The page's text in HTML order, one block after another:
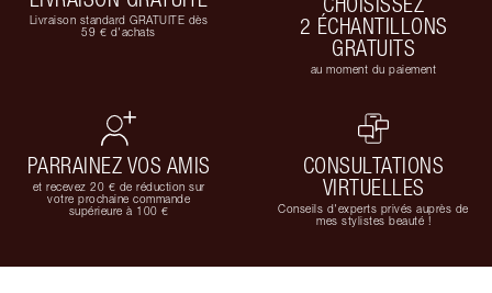
Livraison standard GRATUITE dès
59 € d'achats
2 ÉCHANTILLONS
GRATUITS
au moment du paiement
PARRAINEZ VOS AMIS
et recevez 20 € de réduction sur
votre prochaine commande
supérieure à 100 €
CONSULTATIONS
VIRTUELLES
Conseils d'experts privés auprès de
mes stylistes beauté !